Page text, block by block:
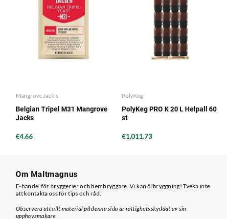
Mangrove Jack's
Belgian Tripel M31 Mangrove
Jacks
€4.66
PolyKeg
PolyKeg PRO K 20 L Helpall 60
st
€1,011.73
Om Maltmagnus
E-handel för bryggerier och hembryggare. Vi kan ölbryggning! Tveka inte
att kontakta oss för tips och råd.
Observera att allt material på denna sida är rättighetsskyddat av sin
upphovsmakare